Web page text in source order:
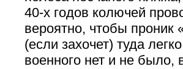
40-х годов колючей
вероятно, чтобы проник
(если захочет) туда
военного нет и не